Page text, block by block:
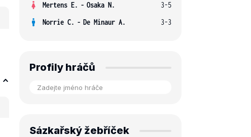
Mertens E. - Osaka N.
3-5
Norrie C. - De Minaur A. 3-3
Profily hráčů
Sázkařský žebříček